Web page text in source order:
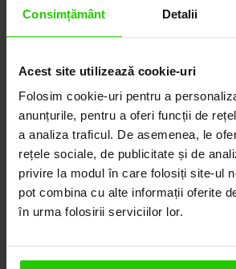
Consimțământ Detalii
Acest site utilizează cookie-uri
Folosim cookie-uri pentru a
anunțurile, pentru a oferi funcții de
a analiza traficul. De asemenea, le
rețele sociale, de publicitate și de
privire la modul în care folosiți site-ul
pot combina cu alte informații oferite
în urma folosirii serviciilor lor.
Descoperă Lumea COZETTE,
LOCUL UNDE STILUL
DEVINE ARTĂ!
COZETTE este destinația ta de top
elegante și rafinate, create cu
Ne mândrim cu o vastă experiență
mai sofisticate bijuterii din aur,
prețioase.